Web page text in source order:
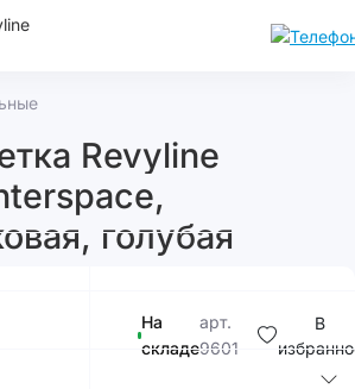
Revyline
голубая
На
складе
арт.
9601
В